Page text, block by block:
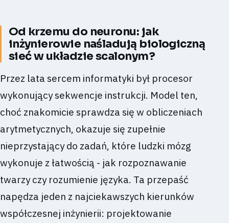
Od krzemu do neuronu: jak
inżynierowie naśladują biologiczną
sieć w układzie scalonym?
Przez lata sercem informatyki był procesor
wykonujący sekwencje instrukcji. Model ten,
choć znakomicie sprawdza się w obliczeniach
arytmetycznych, okazuje się zupełnie
nieprzystający do zadań, które ludzki mózg
wykonuje z łatwością - jak rozpoznawanie
twarzy czy rozumienie języka. Ta przepaść
napędza jeden z najciekawszych kierunków
współczesnej inżynierii: projektowanie